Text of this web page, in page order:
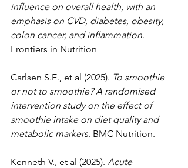
influence on overall health, with an
emphasis on CVD, diabetes, obesity,
colon cancer, and inflammation.
Frontiers in Nutrition
Carlsen S.E., et al (2025). To smoothie
or not to smoothie? A randomised
intervention study on the effect of
smoothie intake on diet quality and
metabolic markers. BMC Nutrition.
Kenneth V., et al (2025). Acute